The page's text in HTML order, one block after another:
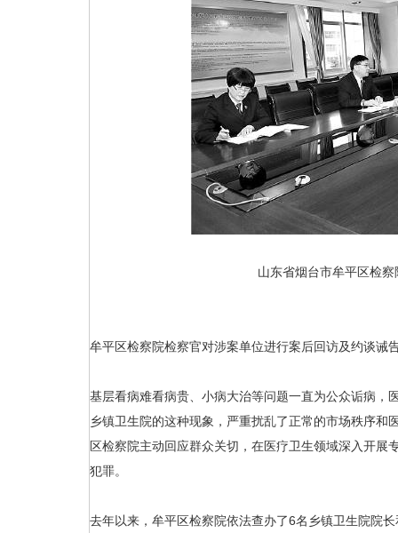
山东省烟台市牟平区检
牟平区检察院检察官对涉案单位进行案后回访及约谈诫
基层看病难看病贵、小病大治等问题一直为公众诟病，
乡镇卫生院的这种现象，严重扰乱了正常的市场秩序
区检察院主动回应群众关切，在医疗卫生领域深入开
犯罪。
去年以来，牟平区检察院依法查办了6名乡镇卫生院院